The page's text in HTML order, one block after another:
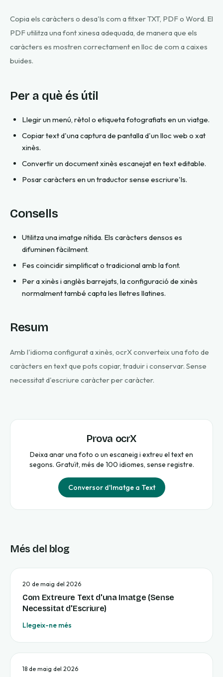
Copia els caràcters o desa'ls com a fitxer TXT, PDF o Word. El
PDF utilitza una font xinesa adequada, de manera que els
caràcters es mostren correctament en lloc de com a caixes
buides.
Per a què és útil
Llegir un menú, rètol o etiqueta fotografiats en un viatge.
Copiar text d'una captura de pantalla d'un lloc web o xat
xinès.
Convertir un document xinès escanejat en text editable.
Posar caràcters en un traductor sense escriure'ls.
Consells
Utilitza una imatge nítida. Els caràcters densos es
difuminen fàcilment.
Fes coincidir simplificat o tradicional amb la font.
Per a xinès i anglès barrejats, la configuració de xinès
normalment també capta les lletres llatines.
Resum
Amb l'idioma configurat a xinès, ocrX converteix una foto de
caràcters en text que pots copiar, traduir i conservar. Sense
necessitat d'escriure caràcter per caràcter.
Prova ocrX
Deixa anar una foto o un escaneig i extreu el text en
segons. Gratuït, més de 100 idiomes, sense registre.
Conversor d'Imatge a Text
Més del blog
20 de maig del 2026
Com Extreure Text d'una Imatge (Sense
Necessitat d'Escriure)
Llegeix-ne més
18 de maig del 2026